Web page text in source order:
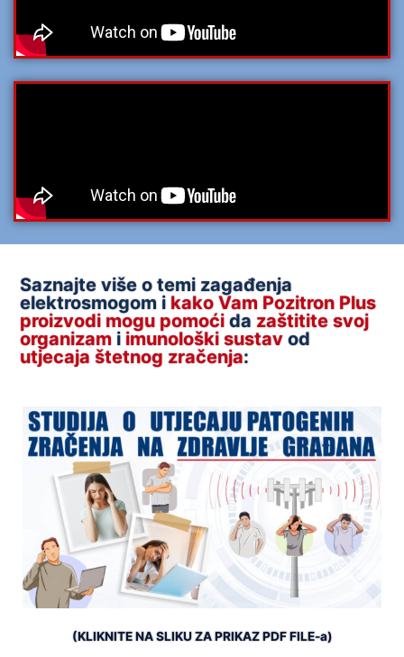
Saznajte više o temi zagađenja
elektrosmogom i kako Vam Pozitron Plus
proizvodi mogu pomoći da zaštitite svoj
organizam i imunološki sustav od
utjecaja štetnog zračenja:
(KLIKNITE NA SLIKU ZA PRIKAZ PDF FILE-a)